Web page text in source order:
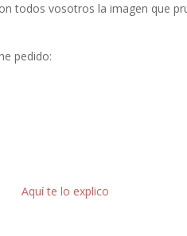
todos vosotros la imagen que
pedido:
Aquí te lo explico